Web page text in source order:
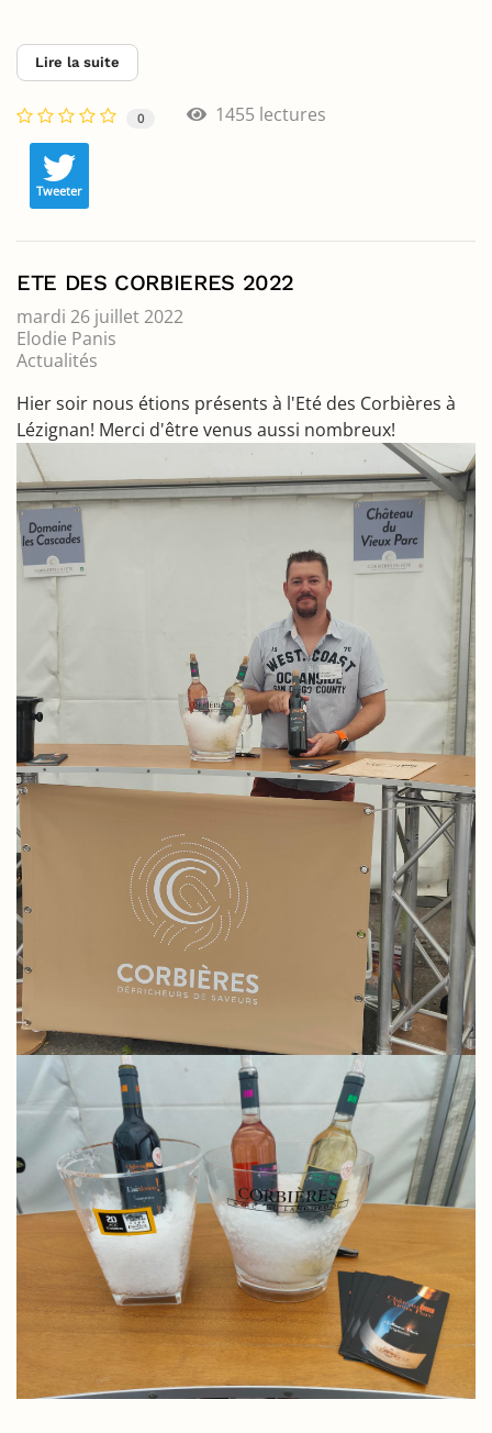
Lire la suite
0 1455 lectures
Tweeter
ETE DES CORBIERES 2022
mardi 26 juillet 2022
Elodie Panis
Actualités
Hier soir nous étions présents à l'Eté des Corbières à
Lézignan! Merci d'être venus aussi nombreux!